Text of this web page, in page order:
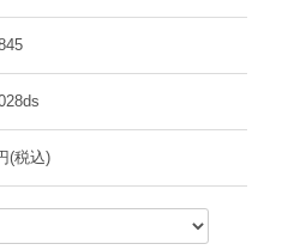
(税込)